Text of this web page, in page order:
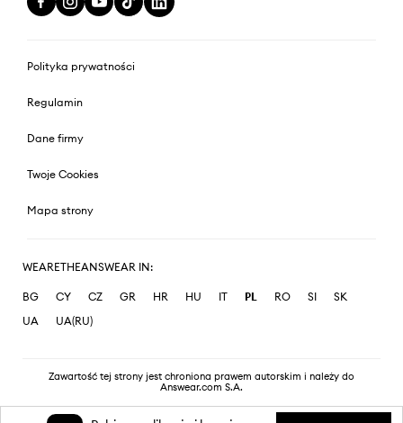
Polityka prywatności
Regulamin
Dane firmy
Twoje Cookies
Mapa strony
WEARETHEANSWEAR IN:
BG CY CZ GR HR HU IT PL RO SI
SK
UA
UA(RU)
Zawartość tej strony jest chroniona prawem autorskim i należy do
Answear.com S.A.